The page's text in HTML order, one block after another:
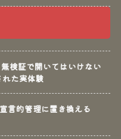
検証で開いてはいけない
た実体験
言的管理に置き換える